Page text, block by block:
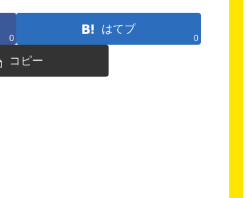
0
はてブ
0
コピー